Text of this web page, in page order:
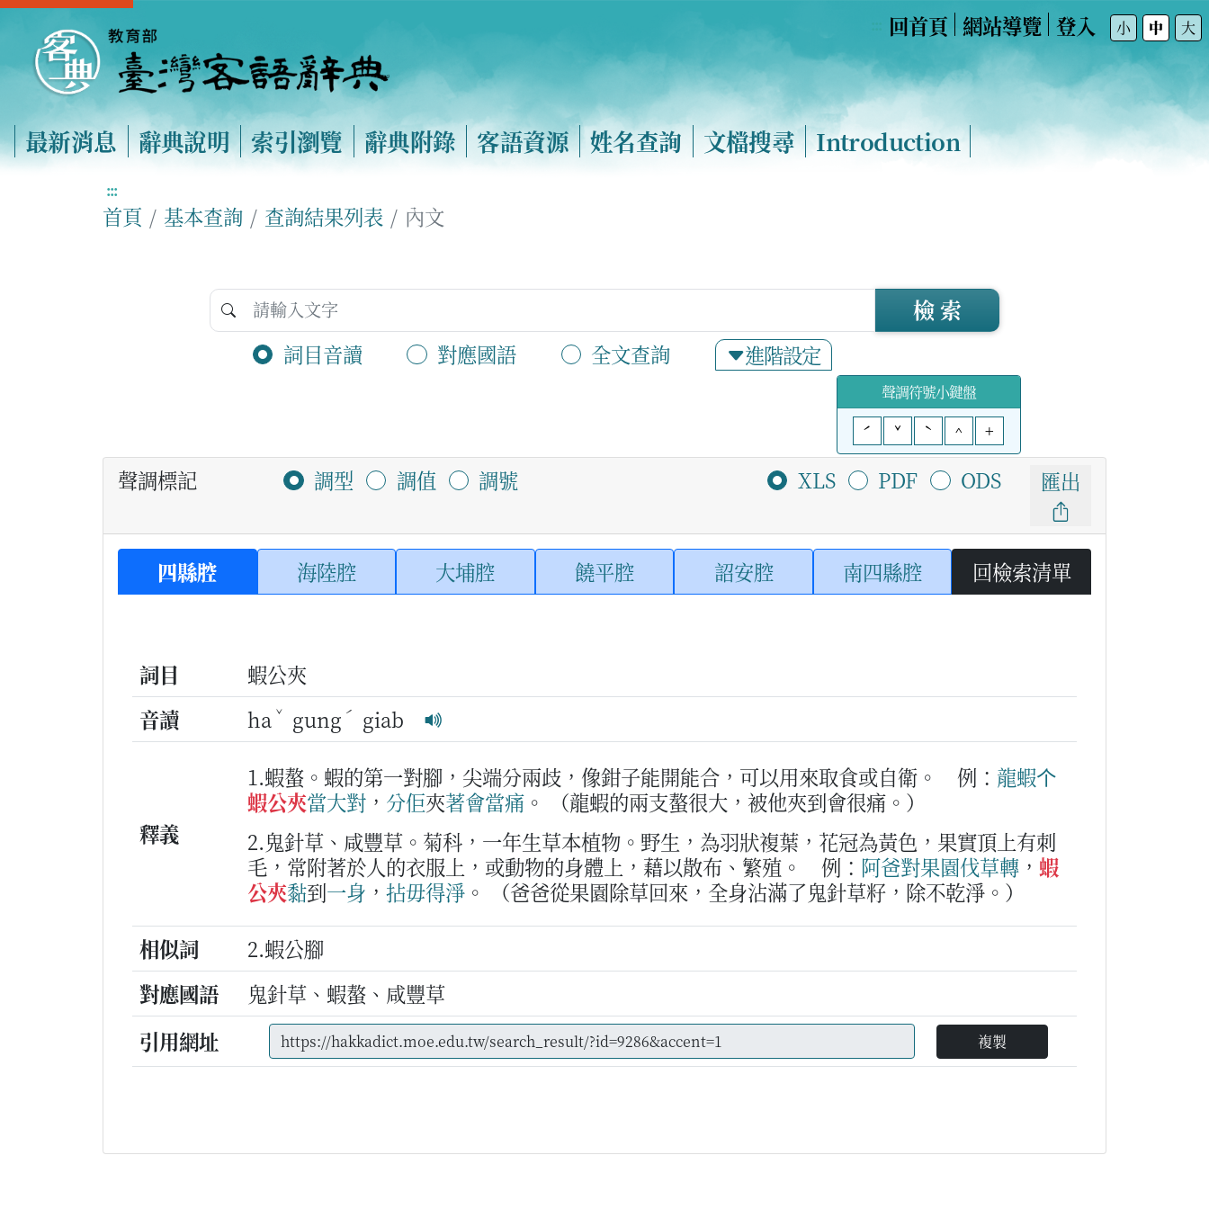
回首頁 網站導覽 登入 小 中 大
最新消息 辭典說明 索引瀏覽 辭典附錄 客語資源 姓名查詢 文檔搜尋 Introduction
:::
首頁 基本查詢 查詢結果列表 內文
詞目音讀 對應國語 全文查詢 進階設定
檢 索
聲調符號小鍵盤
ˊ
ˇ ˋ ^ +
聲調標記 調型 調值 調號 XLS PDF ODS 匯出
四縣腔 海陸腔 大埔腔 饒平腔 詔安腔 南四縣腔 回檢索清單
詞目
蝦公夾
音讀
ha ˇ gung ˊ giab
釋義
1.蝦螯。蝦的第一對腳，尖端分兩歧，像鉗子能開能合，可以用來取食或自衛。 例： 龍蝦个
蝦公夾當大對 ， 分佢夾著會當痛 。
（龍蝦的兩支螯很大，被他夾到會很痛。）
2.鬼針草、咸豐草。菊科，一年生草本植物。野生，為羽狀複葉，花冠為黃色，果實頂上有刺
毛，常附著於人的衣服上，或動物的身體上，藉以散布、繁殖。
例： 阿爸對果園伐草轉 ， 蝦
公夾黏到一身 ， 拈毋得淨 。
（爸爸從果園除草回來，全身沾滿了鬼針草籽，除不乾淨。）
相似詞
2.蝦公腳
對應國語
鬼針草、蝦螯、咸豐草
引用網址
複製